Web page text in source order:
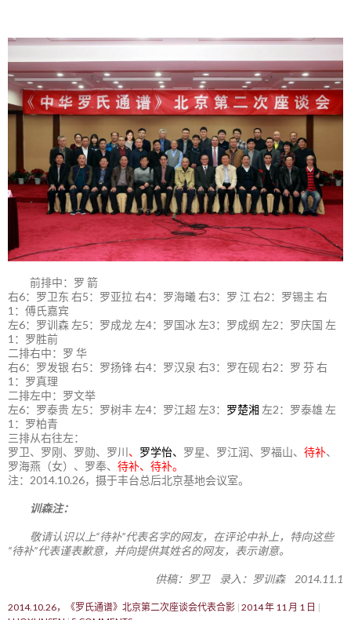
前排中：罗 箭
右6：罗卫东 右5：罗亚拉 右4：罗海曦 右3：罗 江 右2：罗锡主 右
1：傅氏嘉宾
左6：罗训森 左5：罗成龙 左4：罗国冰 左3：罗成纲 左2：罗庆国 左
1：罗胜前
二排右中：罗 华
右6：罗发银 右5：罗扬锋 右4：罗汉泉 右3：罗在砚 右2：罗 芬 右
1：罗真理
二排左中：罗文举
左6：罗泰贵 左5：罗树丰 左4：罗江超 左3： 罗楚湘 左2：罗泰雄 左
1：罗柏青
三排从右往左：
罗卫、罗刚、罗勋、罗川 、 罗学怡、 罗星、罗江润、罗福山、 待补、
罗海燕（女）、罗奉、 待补、待补。
注：2014.10.26，摄于丰台总后北京基地会议室。
训森注：
敬请认识以上“待补”代表名字的网友，在评论中补上，特向这些
“待补”代表谨表歉意，并向提供其姓名的网友，表示谢意。
供稿：罗卫 录入：罗训森 2014.11.1
2014.10.26，《罗氏通谱》北京第二次座谈会代表合影 2014 年 11 月 1 日